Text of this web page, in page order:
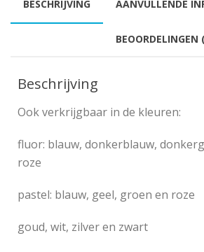
BESCHRIJVING AANVULLENDE
BEOORDELINGEN
Beschrijving
Ook verkrijgbaar in de kleuren:
fluor: blauw, donkerblauw,
roze
pastel: blauw, geel, groen en roze
goud, wit, zilver en zwart